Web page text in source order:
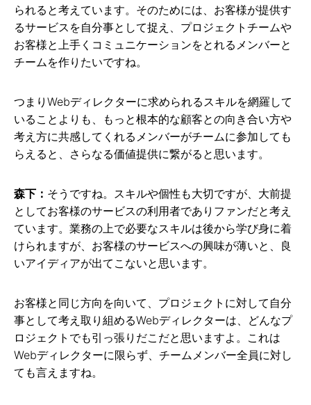
られると考えています。そのためには、お客様が提供す
るサービスを自分事として捉え、プロジェクトチームや
お客様と上手くコミュニケーションをとれるメンバーと
チームを作りたいですね。
つまりWebディレクターに求められるスキルを網羅して
いることよりも、もっと根本的な顧客との向き合い方や
考え方に共感してくれるメンバーがチームに参加しても
らえると、さらなる価値提供に繋がると思います。
森下： そうですね。スキルや個性も大切ですが、大前提
としてお客様のサービスの利用者でありファンだと考え
ています。業務の上で必要なスキルは後から学び身に着
けられますが、お客様のサービスへの興味が薄いと、良
いアイディアが出てこないと思います。
お客様と同じ方向を向いて、プロジェクトに対して自分
事として考え取り組めるWebディレクターは、どんなプ
ロジェクトでも引っ張りだこだと思いますよ。これは
Webディレクターに限らず、チームメンバー全員に対し
ても言えますね。